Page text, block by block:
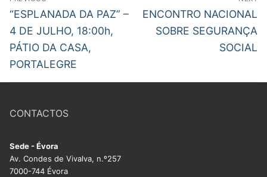
de
artigos
Previous
post:
“ESPLANADA DA PAZ” –
4 DE JULHO, 18:00h,
PÁTIO DA CASA,
PORTALEGRE
Next
post:
ENCONTRO NACIONAL
SOBRE SEGURANÇA
SOCIAL
CONTACTOS
Sede - Évora
Av. Condes de Vivalva, n.º257
7000-744 Évora